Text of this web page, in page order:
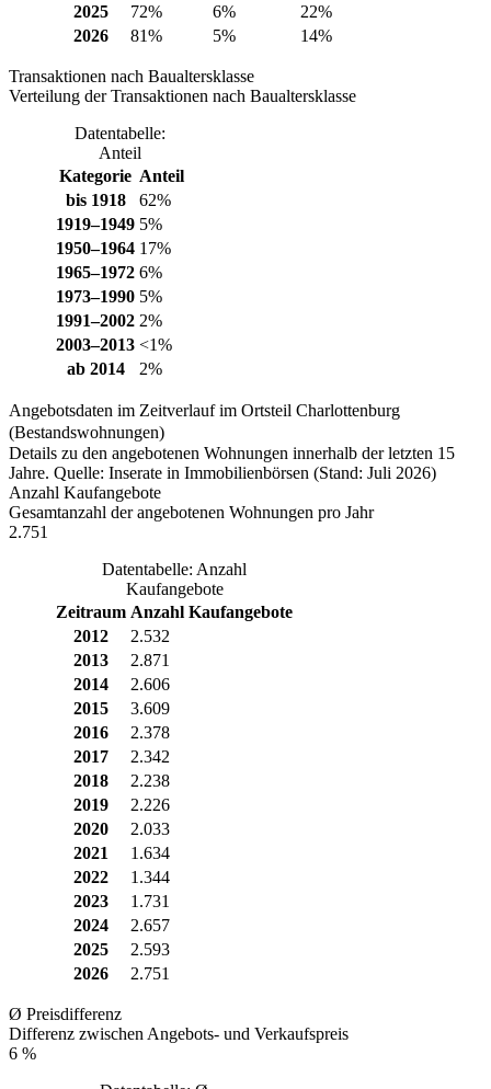
2025
72% 6%
22%
2026
81% 5% 14%
Transaktionen nach Baualtersklasse
Verteilung der Transaktionen nach Baualtersklasse
Datentabelle:
Anteil
Kategorie Anteil
bis 1918
62%
1919–1949 5%
1950–1964 17%
1965–1972 6%
1973–1990 5%
1991–2002 2%
2003–2013 <1%
ab 2014
2%
Angebotsdaten im Zeitverlauf im Ortsteil Charlottenburg
(Bestandswohnungen)
Details zu den angebotenen Wohnungen innerhalb der letzten 15
Jahre. Quelle: Inserate in Immobilienbörsen (Stand: Juli 2026)
Anzahl Kaufangebote
Gesamtanzahl der angebotenen Wohnungen pro Jahr
2.751
Datentabelle: Anzahl
Kaufangebote
Zeitraum Anzahl Kaufangebote
2012
2.532
2013
2.871
2014
2.606
2015
3.609
2016
2.378
2017
2.342
2018
2.238
2019
2.226
2020
2.033
2021
1.634
2022
1.344
2023
1.731
2024
2.657
2025
2.593
2026
2.751
Ø Preisdifferenz
Differenz zwischen Angebots- und Verkaufspreis
6 %